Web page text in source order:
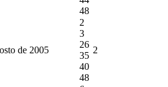
48
de 2005
2
3
26
35
40
48
2